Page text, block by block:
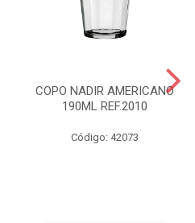
COPO NADIR AMERICANO
190ML REF.2010
Código: 42073